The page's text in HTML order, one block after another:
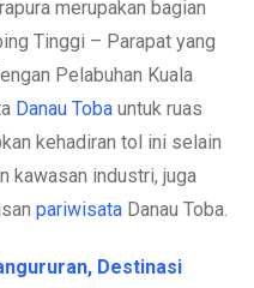
merupakan bagian
Tinggi – Parapat yang
Pelabuhan Kuala
Danau Toba untuk ruas
kehadiran tol ini selain
kawasan industri, juga
pariwisata Danau Toba.
Destinasi